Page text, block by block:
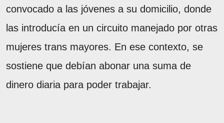
convocado a las jóvenes a su domicilio, donde
las introducía en un circuito manejado por otras
mujeres trans mayores. En ese contexto, se
sostiene que debían abonar una suma de
dinero diaria para poder trabajar.